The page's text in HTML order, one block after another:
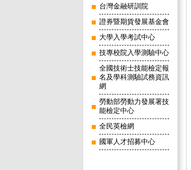
台灣金融研訓院
證券暨期貨發展基金會
大學入學考試中心
技專校院入學測驗中心
全國技術士技能檢定報
名及學科測驗試務資訊
網
勞動部勞動力發展署技
能檢定中心
全民英檢網
國軍人才招募中心